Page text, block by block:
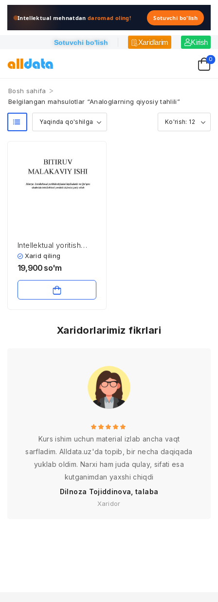
Intellektual mehnatdandaromad oling! Sotuvchi bo'lish
Sotuvchi bo'lish Xaridlarim Kirish
0
Bosh sahifa >
Belgilangan mahsulotlar “Analoglarning qiyosiy tahlili”
Intellektual yoritish
tizimini loyihalash va
Qo’qon shahrida
tizimini joriy etish
Xarid qiling
19,900 so'm
Xaridorlarimiz fikrlari
Kurs ishim uchun material izlab ancha vaqt
sarfladim. Alldata.uz'da topib, bir necha daqiqada
yuklab oldim. Narxi ham juda qulay, sifati esa
kutganimdan yaxshi chiqdi
Dilnoza Tojiddinova, talaba
Xaridor